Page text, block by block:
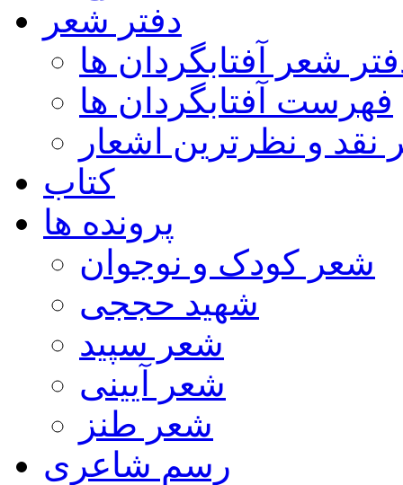
دفتر شعر
شعر آفتابگردان ها
فهرست آفتابگردان ها
نقد و نظرترین اشعار
کتاب
پرونده ها
شعر کودک و نوجوان
شهید حججی
شعر سپید
شعر آیینی
شعر طنز
رسم شاعری